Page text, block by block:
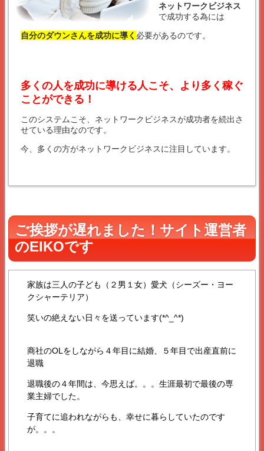
ネットワークビジネス
で成功する為には
自分のダウンさんを成功に導く 必要があるのです。
多くの人を成功に導ける人こそ、より多く稼ぐ
ことができる！
このシステムこそ、ネットワークビジネスが成功者を続出さ
せている理由なのです。
今、多くの方がネットワークビジネスに注目しています。
ご挨拶が遅れました！サイト運営者
のEIKOです
家族は三人の子ども（２男１女）愛犬（シーズー・ヨー
クシャーテリア）
笑いの絶えない日々を送っています(*^_^*)
商社のOLをしながら４年目に結婚、５年目で出産直前に
退職
退職後の４年間は、今思えば。。。生涯最初で最後の専
業主婦でした。
子育てに追われながらも、幸せに暮らしていたのです
が。。。